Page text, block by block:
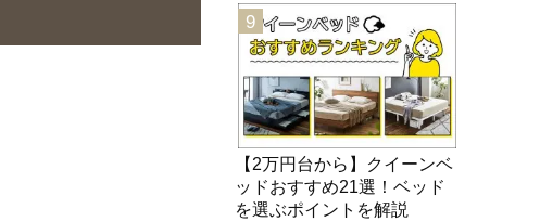
9
【2万円台から】クイーンベ
ッドおすすめ21選！ベッド
を選ぶポイントを解説